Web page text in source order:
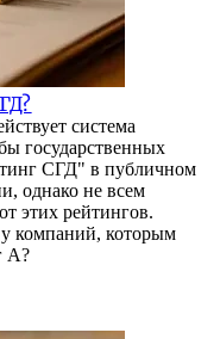
система
государственных
СГД" в публичном
однако не всем
этих рейтингов.
компаний, которым
А?